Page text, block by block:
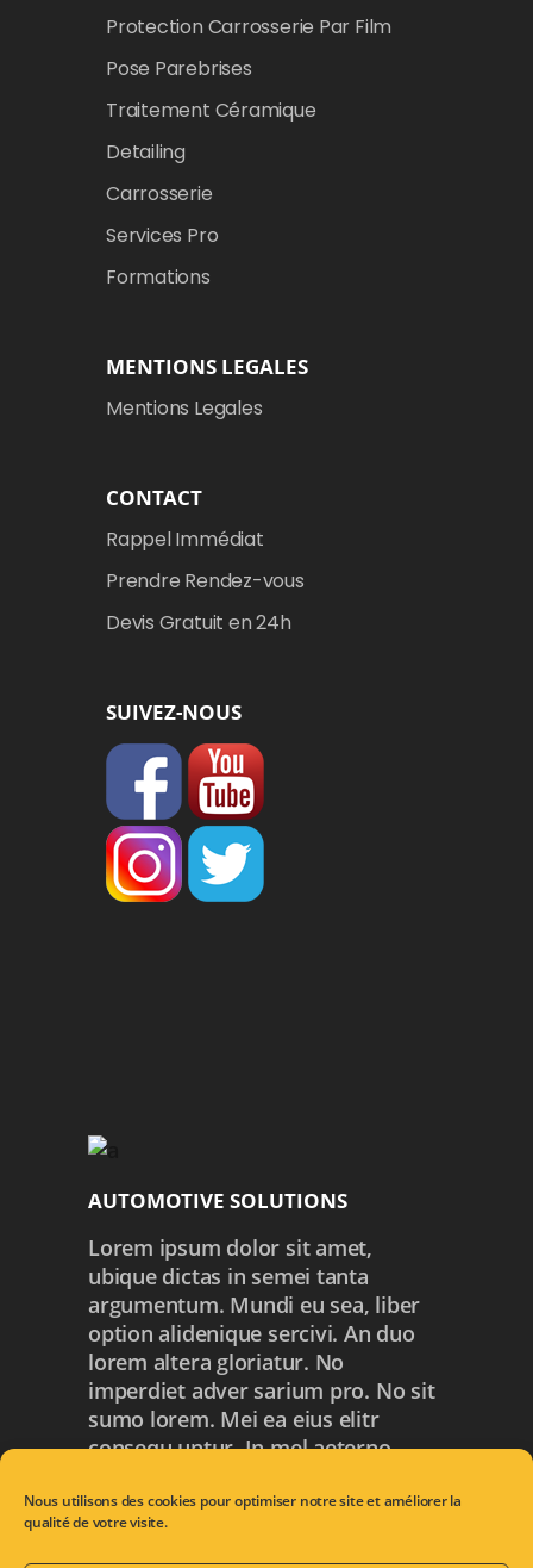
Nous utilisons des cookies pour optimiser notre site et améliorer la
qualité de votre visite.
Protection Carrosserie Par Film
Pose Parebrises
Traitement Céramique
Detailing
Carrosserie
Services Pro
Formations
MENTIONS LEGALES
Mentions Legales
CONTACT
Rappel Immédiat
Prendre Rendez-vous
Devis Gratuit en 24h
SUIVEZ-NOUS
AUTOMOTIVE SOLUTIONS
Lorem ipsum dolor sit amet,
ubique dictas in semei tanta
argumentum. Mundi eu sea, liber
option alidenique sercivi. An duo
lorem altera gloriatur. No
imperdiet adver sarium pro. No sit
sumo lorem. Mei ea eius elitr
consequ untur. In mel aeterno
CHECK OUT THE BEST DISCOUNTS